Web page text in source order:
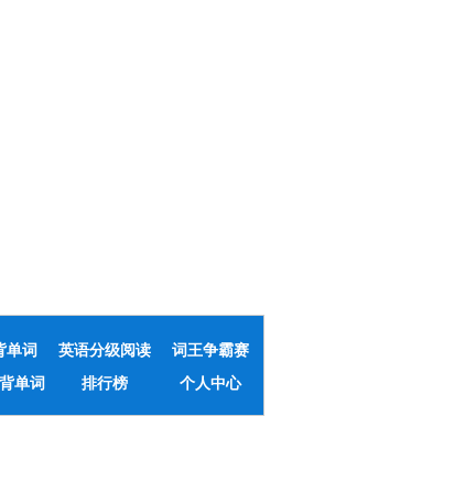
单词 英语分级阅读
词王争霸赛
单词 排行榜 个人中心